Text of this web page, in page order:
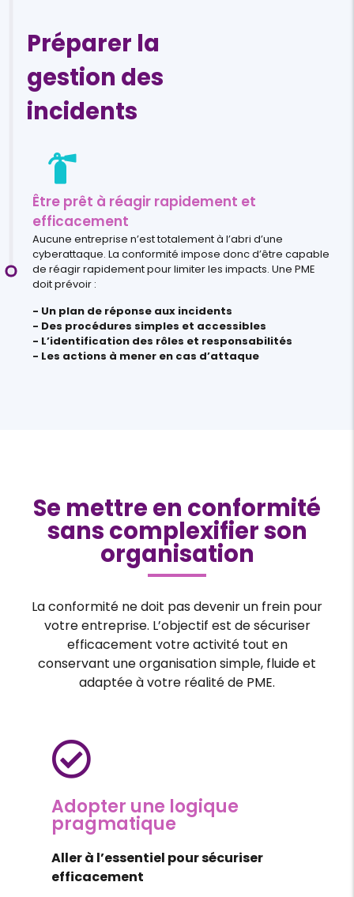
Préparer la
gestion des
incidents
Être prêt à réagir rapidement et
efficacement
Aucune entreprise n’est totalement à l’abri d’une
cyberattaque. La conformité impose donc d’être capable
de réagir rapidement pour limiter les impacts. Une PME
doit prévoir :
- Un plan de réponse aux incidents
- Des procédures simples et accessibles
- L’identification des rôles et responsabilités
- Les actions à mener en cas d’attaque
Se mettre en conformité
sans complexifier son
organisation
La conformité ne doit pas devenir un frein pour
votre entreprise. L’objectif est de sécuriser
efficacement votre activité tout en
conservant une organisation simple, fluide et
adaptée à votre réalité de PME.
Adopter une logique
pragmatique
Aller à l’essentiel pour sécuriser
efficacement